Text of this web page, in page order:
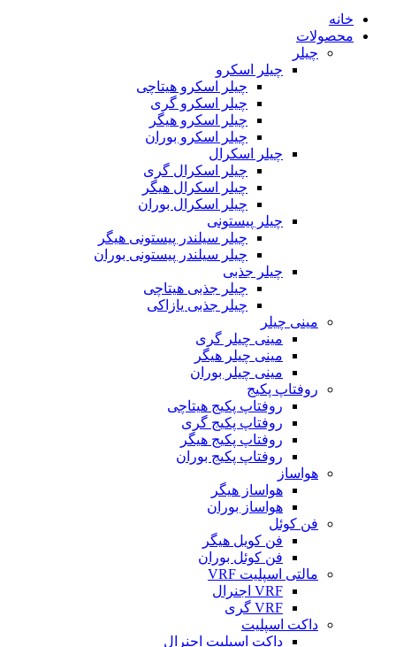
خانه
محصولات
چیلر
چیلر اسکرو
چیلر اسکرو هیتاچی
چیلر اسکرو گری
چیلر اسکرو هیگر
چیلر اسکرو بوران
چیلر اسکرال
چیلر اسکرال گری
چیلر اسکرال هیگر
چیلر اسکرال بوران
چیلر پیستونی
چیلر سیلندر پیستونی هیگر
چیلر سیلندر پیستونی بوران
چیلر جذبی
چیلر جذبی هیتاچی
چیلر جذبی یازاکی
مینی چیلر
مینی چیلر گری
مینی چیلر هیگر
مینی چیلر بوران
روفتاپ پکیج
روفتاپ پکیج هیتاچی
روفتاپ پکیج گری
روفتاپ پکیج هیگر
روفتاپ پکیج بوران
هواساز
هواساز هیگر
هواساز بوران
فن کوئل
فن کویل هیگر
فن کوئل بوران
مالتی اسپلیت VRF
VRF اجنرال
VRF گری
داکت اسپلیت
داکت اسپلیت اجنرال